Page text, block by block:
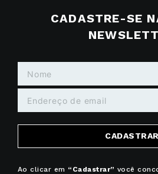
CADASTRE-SE
CADASTRAR
Ao clicar em “Cadastrar” você